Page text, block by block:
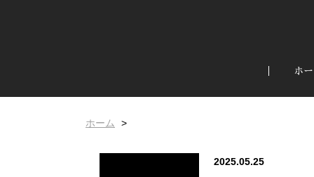
ホ
ホーム
2025.05.25